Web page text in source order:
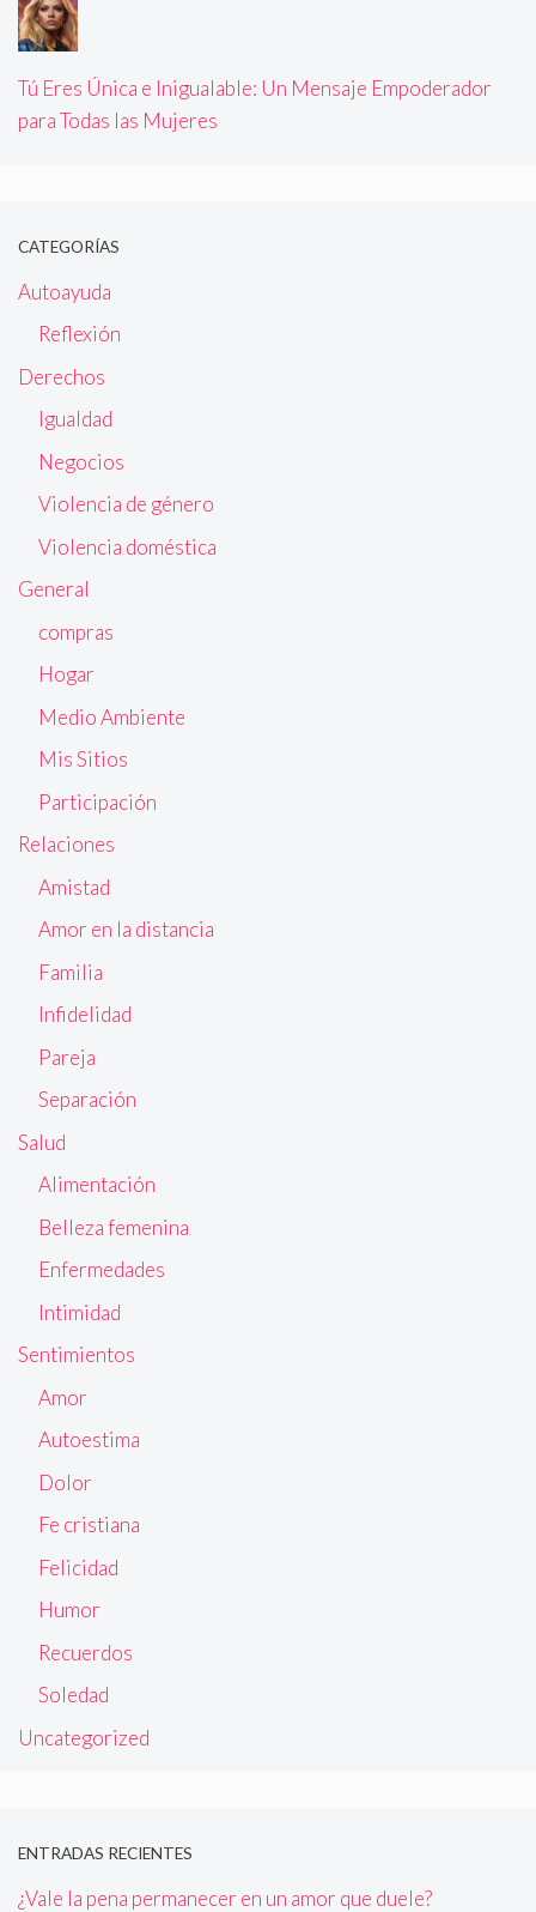
Tú Eres Única e Inigualable: Un Mensaje Empoderador
para Todas las Mujeres
CATEGORÍAS
Autoayuda
Reflexión
Derechos
Igualdad
Negocios
Violencia de género
Violencia doméstica
General
compras
Hogar
Medio Ambiente
Mis Sitios
Participación
Relaciones
Amistad
Amor en la distancia
Familia
Infidelidad
Pareja
Separación
Salud
Alimentación
Belleza femenina
Enfermedades
Intimidad
Sentimientos
Amor
Autoestima
Dolor
Fe cristiana
Felicidad
Humor
Recuerdos
Soledad
Uncategorized
ENTRADAS RECIENTES
¿Vale la pena permanecer en un amor que duele?